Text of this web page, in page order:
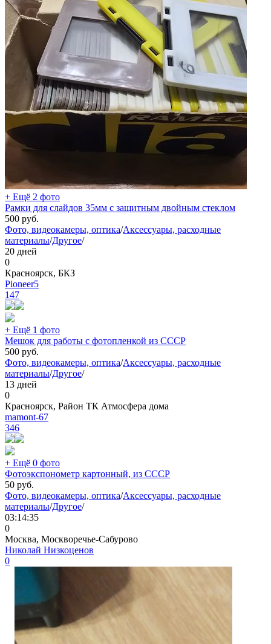
+ Ещё 2 фото
Рамки для слайдов 35мм с защитным двойным стеклом
500 руб.
Фото, видеокамеры, оптика/Аксессуары, расходные
материалы/Другое/
20 дней
0
Красноярск, БКЗ
Pioneer5
147
+ Ещё 1 фото
Мешок для работы с фотопленкой из СССР
500 руб.
Фото, видеокамеры, оптика/Аксессуары, расходные
материалы/Другое/
13 дней
0
Красноярск, Район ТК Атмосфера дома
mamont-67
346
+ Ещё 0 фото
Фотоэкспонометр картонный, из СССР
50 руб.
Фото, видеокамеры, оптика/Аксессуары, расходные
материалы/Другое/
03:14:35
0
Москва, Москворечье-Сабурово
Николай Низкоценов
0